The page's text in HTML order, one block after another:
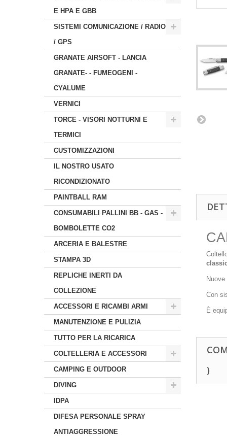
E HPA E GBB
SISTEMI COMUNICAZIONE / RADIO
/ GPS
GRANATE AIRSOFT - LANCIA
GRANATE- - FUMEOGENI -
CYALUME
VERNICI
TORCE - VISORI NOTTURNI E
TERMICI
CUSTOMIZZAZIONI
IL NOSTRO USATO
RICONDIZIONATO
PAINTBALL RAM
CONSUMABILI PALLINI BB - GAS -
BOMBOLETTE CO2
ARCERIA E BALESTRE
STAMPA 3D
REPLICHE INERTI DA
COLLEZIONE
ACCESSORI E RICAMBI ARMI
MANUTENZIONE E PULIZIA
TUTTO PER LA RICARICA
COLTELLERIA E ACCESSORI
CAMPING E OUTDOOR
DIVING
IDPA
DIFESA PERSONALE SPRAY
ANTIAGGRESSIONE
Con
È
)